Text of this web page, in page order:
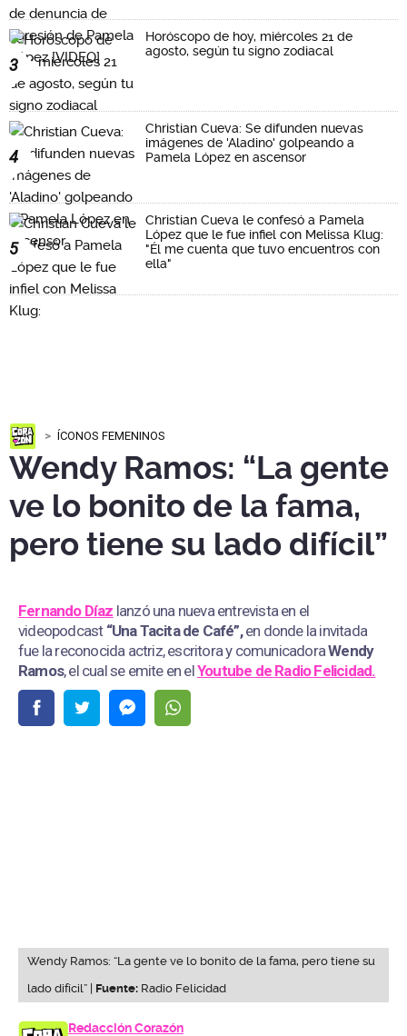
3
Horóscopo de hoy, miércoles 21 de
agosto, según tu signo zodiacal
4
Christian Cueva: Se difunden nuevas
imágenes de 'Aladino' golpeando a
Pamela López en ascensor
5
Christian Cueva le confesó a Pamela
López que le fue infiel con Melissa Klug:
"Él me cuenta que tuvo encuentros con
ella"
ÍCONOS FEMENINOS
Wendy Ramos: “La gente
ve lo bonito de la fama,
pero tiene su lado difícil”
Fernando Díaz lanzó una nueva entrevista en el
videopodcast “Una Tacita de Café”,en donde la invitada
fue la reconocida actriz, escritora y comunicadoraWendy
Ramos, el cual se emite en elYoutube de Radio Felicidad.
Wendy Ramos: “La gente ve lo bonito de la fama, pero tiene su
lado difícil” | Fuente: Radio Felicidad
Redacción Corazón